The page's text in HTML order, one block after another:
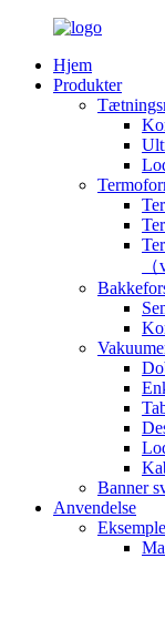
Hjem
Produkter
Banner
Anvendelse